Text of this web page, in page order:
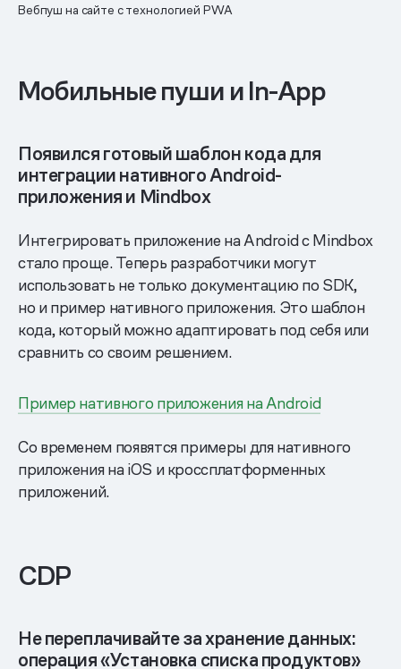
Вебпуш на сайте с технологией PWA
Мобильные пуши и In-App
Появился готовый шаблон кода для
интеграции нативного Android-
приложения и Mindbox
Интегрировать приложение на Android с Mindbox
стало проще. Теперь разработчики могут
использовать не только документацию по SDK,
но и пример нативного приложения. Это шаблон
кода, который можно адаптировать под себя или
сравнить со своим решением.
Пример нативного приложения на Android
Со временем появятся примеры для нативного
приложения на iOS и кроссплатформенных
приложений.
CDP
Не переплачивайте за хранение данных:
операция «Установка списка продуктов»